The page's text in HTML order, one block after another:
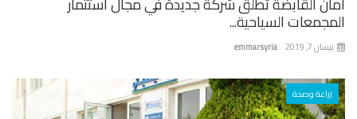
السياحية...
emmarsyria 7, 2019
زراعة وصحة